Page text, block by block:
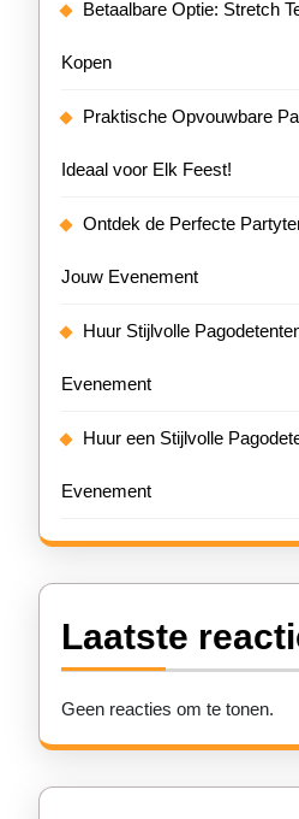
Betaalbare Optie: Stretch
Kopen
Praktische Opvouwbare
Ideaal voor Elk Feest!
Ontdek de Perfecte
Jouw Evenement
Huur Stijlvolle
Evenement
Huur een Stijlvolle
Evenement
Laatste
Geen reacties om te tonen.